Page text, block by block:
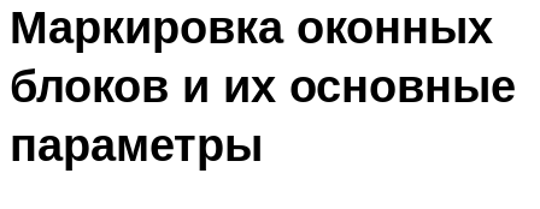
Маркировка оконных
блоков и их основные
параметры